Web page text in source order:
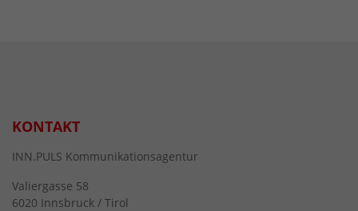
KONTAKT
INN.PULS Kommunikationsagentur
Valiergasse 58
6020 Innsbruck / Tirol